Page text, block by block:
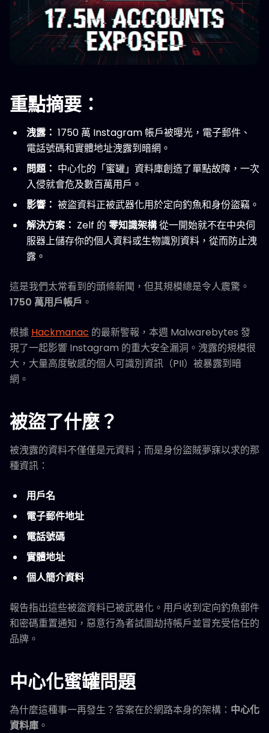
重點摘要：
洩露： 1750 萬 Instagram 帳戶被曝光，電子郵件、
電話號碼和實體地址洩露到暗網。
問題： 中心化的「蜜罐」資料庫創造了單點故障，一次
入侵就會危及數百萬用戶。
影響： 被盜資料正被武器化用於定向釣魚和身份盜竊。
解決方案： Zelf 的 零知識架構從一開始就不在中央伺
服器上儲存你的個人資料或生物識別資料，從而防止洩
露。
這是我們太常看到的頭條新聞，但其規模總是令人震驚。
1750 萬用戶帳戶 。
根據 Hackmanac 的最新警報，本週 Malwarebytes 發
現了一起影響 Instagram 的重大安全漏洞。洩露的規模很
大，大量高度敏感的個人可識別資訊（PII）被暴露到暗
網。
被盜了什麼？
被洩露的資料不僅僅是元資料；而是身份盜賊夢寐以求的那
種資訊：
用戶名
電子郵件地址
電話號碼
實體地址
個人簡介資料
報告指出這些被盜資料已被武器化。用戶收到定向釣魚郵件
和密碼重置通知，惡意行為者試圖劫持帳戶並冒充受信任的
品牌。
中心化蜜罐問題
為什麼這種事一再發生？答案在於網路本身的架構： 中心化
資料庫 。